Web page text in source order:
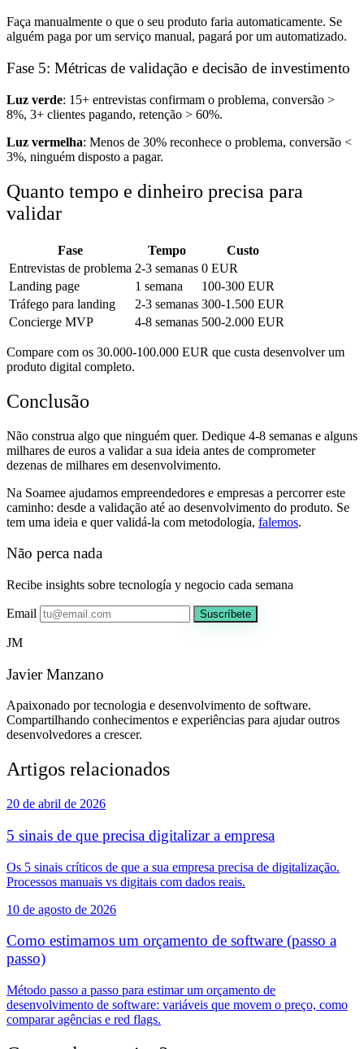
Faça manualmente o que o seu produto faria automaticamente. Se
alguém paga por um serviço manual, pagará por um automatizado.
Fase 5: Métricas de validação e decisão de investimento
Luz verde: 15+ entrevistas confirmam o problema, conversão >
8%, 3+ clientes pagando, retenção > 60%.
Luz vermelha: Menos de 30% reconhece o problema, conversão <
3%, ninguém disposto a pagar.
Quanto tempo e dinheiro precisa para
validar
Fase Tempo
Custo
Entrevistas de problema 2-3 semanas 0 EUR
Landing page
1 semana
100-300 EUR
Tráfego para landing
2-3 semanas 300-1.500 EUR
Concierge MVP
4-8 semanas 500-2.000 EUR
Compare com os 30.000-100.000 EUR que custa desenvolver um
produto digital completo.
Conclusão
Não construa algo que ninguém quer. Dedique 4-8 semanas e alguns
milhares de euros a validar a sua ideia antes de comprometer
dezenas de milhares em desenvolvimento.
Na Soamee ajudamos empreendedores e empresas a percorrer este
caminho: desde a validação até ao desenvolvimento do produto. Se
tem uma ideia e quer validá-la com metodologia, falemos.
Não perca nada
Recibe insights sobre tecnología y negocio cada semana
Email Suscríbete
JM
Javier Manzano
Apaixonado por tecnologia e desenvolvimento de software.
Compartilhando conhecimentos e experiências para ajudar outros
desenvolvedores a crescer.
Artigos relacionados
20 de abril de 2026
5 sinais de que precisa digitalizar a empresa
Os 5 sinais críticos de que a sua empresa precisa de digitalização.
Processos manuais vs digitais com dados reais.
10 de agosto de 2026
Como estimamos um orçamento de software (passo a
passo)
Método passo a passo para estimar um orçamento de
desenvolvimento de software: variáveis que movem o preço, como
comparar agências e red flags.